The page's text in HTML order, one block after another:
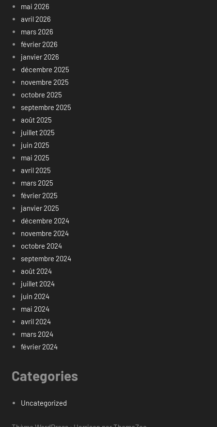
mai 2026
avril 2026
mars 2026
février 2026
janvier 2026
décembre 2025
novembre 2025
octobre 2025
septembre 2025
août 2025
juillet 2025
juin 2025
mai 2025
avril 2025
mars 2025
février 2025
janvier 2025
décembre 2024
novembre 2024
octobre 2024
septembre 2024
août 2024
juillet 2024
juin 2024
mai 2024
avril 2024
mars 2024
février 2024
Categories
Uncategorized